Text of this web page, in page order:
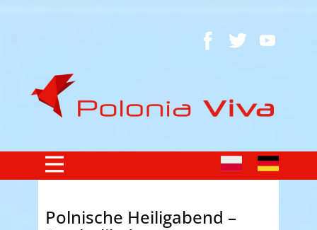
Polnische Heiligabend –